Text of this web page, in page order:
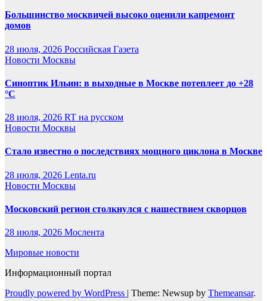
Большинство москвичей высоко оценили капремонт
домов
28 июля, 2026 Российская Газета
Новости Москвы
Синоптик Ильин: в выходные в Москве потеплеет до +28
°C
28 июля, 2026 RT на русском
Новости Москвы
Стало известно о последствиях мощного циклона в Москве
28 июля, 2026 Lenta.ru
Новости Москвы
Московский регион столкнулся с нашествием скворцов
28 июля, 2026 Мослента
Мировые новости
Информационный портал
Proudly powered by WordPress | Theme: Newsup by Themeansar.